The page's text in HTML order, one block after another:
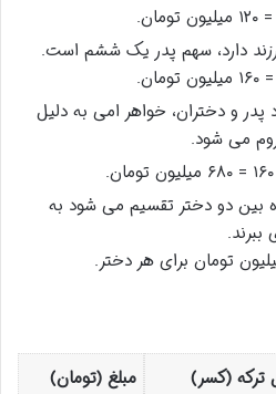
دارد، سهم پدر یک ششم است.
پدر و دختران، خواهر امی به دلیل
می شود.
بین دو دختر تقسیم می شود به
ترکه (کسر)
مبلغ (تومان)